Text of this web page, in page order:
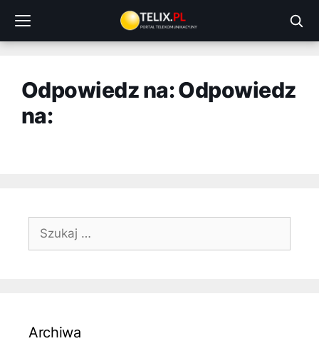
treści
Odpowiedz na: Odpowiedz
na:
Szukaj:
Archiwa